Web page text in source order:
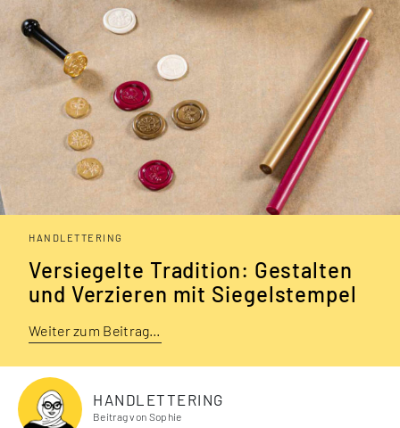
HANDLETTERING
Versiegelte Tradition: Gestalten
und Verzieren mit Siegelstempel
Weiter zum Beitrag…
HANDLETTERING
Beitrag von Sophie